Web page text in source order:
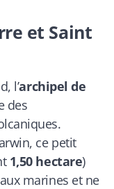
et Saint
l’archipel de
des
ce petit
1,50 hectare)
marines et ne